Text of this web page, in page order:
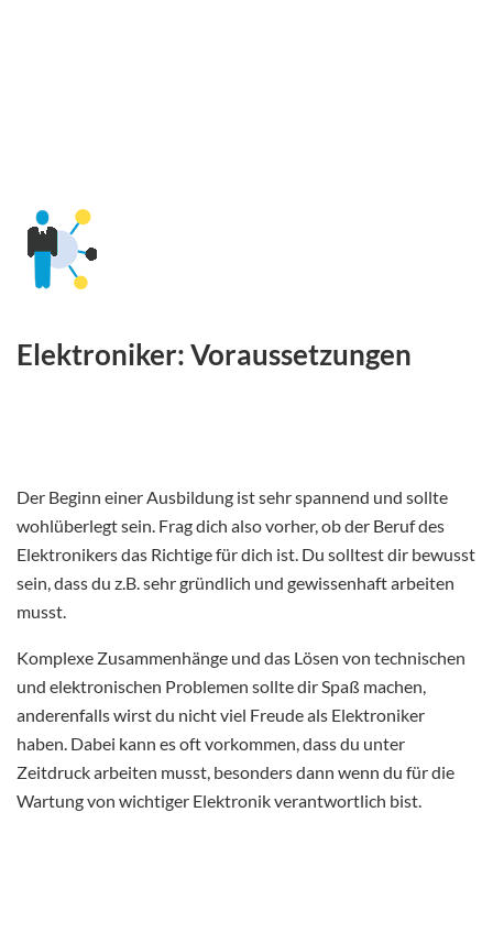
Elektroniker: Voraussetzungen
Der Beginn einer Ausbildung ist sehr spannend und sollte
wohlüberlegt sein. Frag dich also vorher, ob der Beruf des
Elektronikers das Richtige für dich ist. Du solltest dir bewusst
sein, dass du z.B. sehr gründlich und gewissenhaft arbeiten
musst.
Komplexe Zusammenhänge und das Lösen von technischen
und elektronischen Problemen sollte dir Spaß machen,
anderenfalls wirst du nicht viel Freude als Elektroniker
haben. Dabei kann es oft vorkommen, dass du unter
Zeitdruck arbeiten musst, besonders dann wenn du für die
Wartung von wichtiger Elektronik verantwortlich bist.